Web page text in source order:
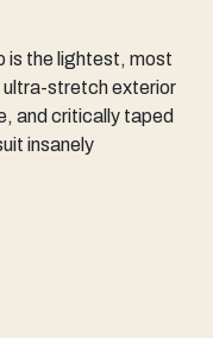
is the lightest, most
stretch exterior
and critically taped
insanely